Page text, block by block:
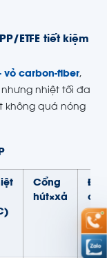
ETFE tiết kiệm
vỏ carbon-fiber,
nhưng nhiệt tối đa
không quá nóng
Cổng
hút×xả
cơ